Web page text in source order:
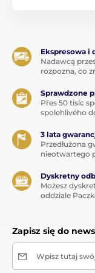
Ekspresowa i
Nadawcą
rozpozna, co
Sprawdzone
Přes 50 tisíc
spolehlivého
3 lata
Przedłużona
nieotwartego
Dyskretny
Możesz
oddziale
Zapisz się do
Wpisz tutaj